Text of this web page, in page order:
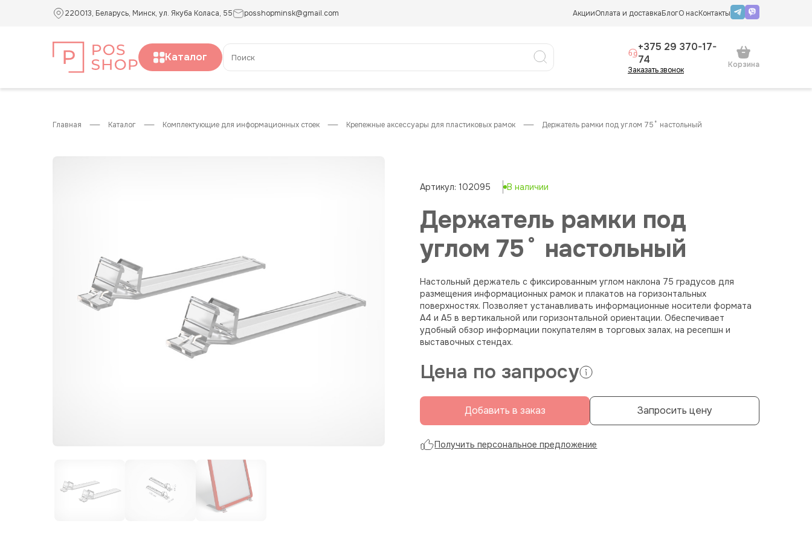
220013, Беларусь, Минск, ул. Якуба Коласа, 55 posshopminsk@gmail.com АкцииОплата и доставкаБлогО насКонтакты
Каталог
+375 29 370-17-
74
Заказать звонок
Корзина
главная каталог комплектующие для информационных стоек крепежные аксессуары для пластиковых рамок держатель рамки под углом 75˚ настольный
Артикул: 102095 В наличии
Держатель рамки под
углом 75˚ настольный
Настольный держатель с фиксированным углом наклона 75 градусов для
размещения информационных рамок и плакатов на горизонтальных
поверхностях. Позволяет устанавливать информационные носители формата
А4 и А5 в вертикальной или горизонтальной ориентации. Обеспечивает
удобный обзор информации покупателям в торговых залах, на ресепшн и
выставочных стендах.
Цена по запросу
Добавить в заказ Запросить цену
Получить персональное предложение